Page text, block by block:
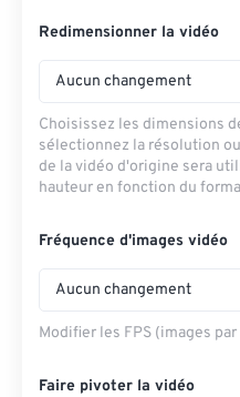
Redimensionner la vidéo
Aucun changement
Choisissez les dimensions
sélectionnez la résolution
de la vidéo d'origine sera
hauteur en fonction du
Fréquence d'images vidéo
Aucun changement
Modifier les FPS (images
Faire pivoter la vidéo